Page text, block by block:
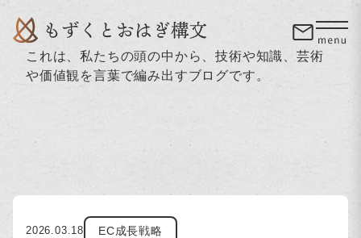
これは、私たちの頭の中から、技術や知識、芸術
や価値観を言葉で編み出すブログです。
2026.03.18 EC成長戦略